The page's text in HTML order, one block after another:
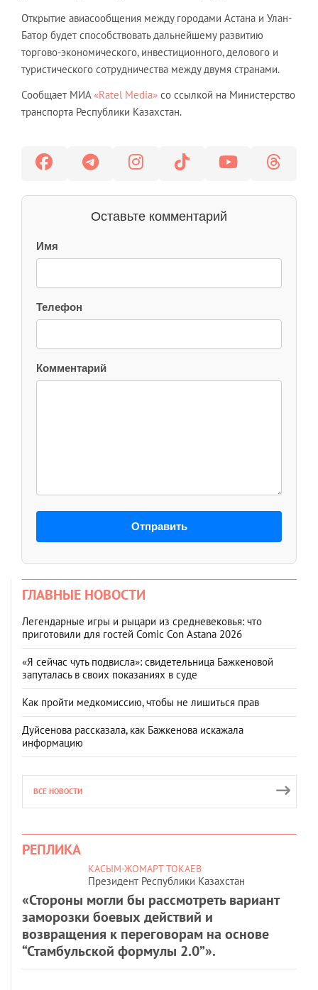
Открытие авиасообщения между городами Астана и Улан-
Батор будет способствовать дальнейшему развитию
торгово-экономического, инвестиционного, делового и
туристического сотрудничества между двумя странами.
Сообщает МИА«Ratel Media» со ссылкой на Министерство
транспорта Республики Казахстан.
Оставьте комментарий
Имя
Телефон
Комментарий
Отправить
ГЛАВНЫЕ НОВОСТИ
Легендарные игры и рыцари из средневековья: что
приготовили для гостей Comic Con Astana 2026
«Я сейчас чуть подвисла»: свидетельница Бажкеновой
запуталась в своих показаниях в суде
Как пройти медкомиссию, чтобы не лишиться прав
Дуйсенова рассказала, как Бажкенова искажала
информацию
ВСЕ НОВОСТИ
РЕПЛИКА
КАСЫМ-ЖОМАРТ ТОКАЕВ
Президент Республики Казахстан
«Стороны могли бы рассмотреть вариант
заморозки боевых действий и
возвращения к переговорам на основе
“Стамбульской формулы 2.0”».